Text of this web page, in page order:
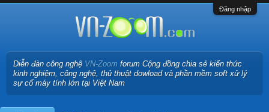
Đăng nhập
Diễn đàn công nghệ VN-Zoom forum Cộng đồng chia sẻ kiến thức
kinh nghiệm, công nghệ, thủ thuật dowload và phần mềm soft xử lý
sự cố máy tính lớn tại Việt Nam